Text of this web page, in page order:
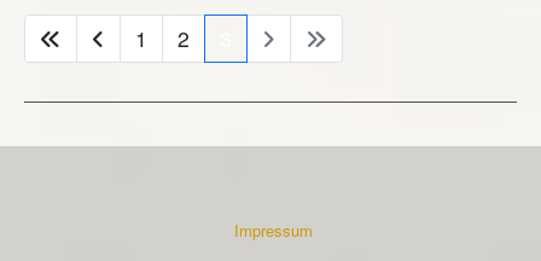
1 2
Impressum